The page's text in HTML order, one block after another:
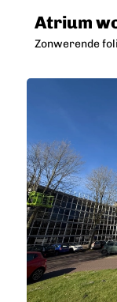
Atrium
Zonwerende